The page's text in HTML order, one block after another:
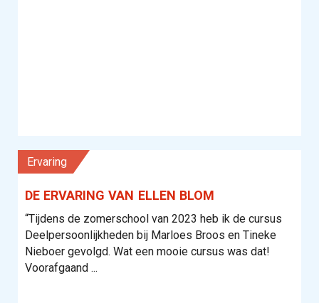
Ervaring
DE ERVARING VAN ELLEN BLOM
“Tijdens de zomerschool van 2023 heb ik de cursus
Deelpersoonlijkheden bij Marloes Broos en Tineke
Nieboer gevolgd. Wat een mooie cursus was dat!
Voorafgaand ...